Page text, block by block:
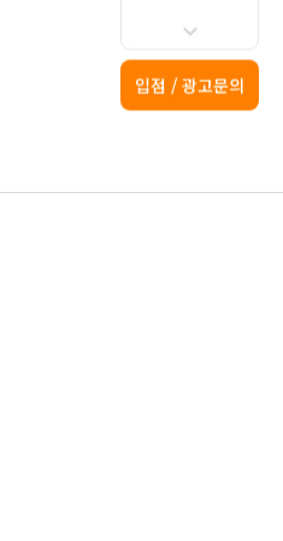
입점 / 광고문의